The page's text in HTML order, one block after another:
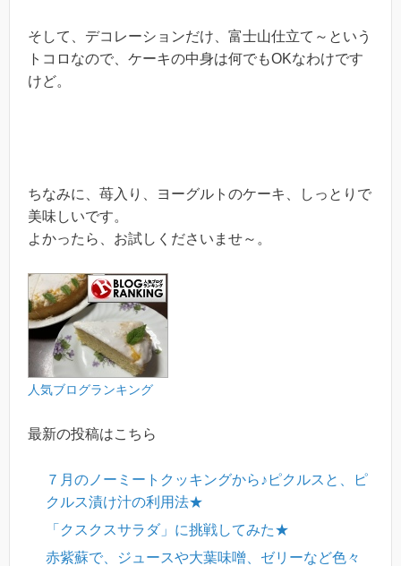
そして、デコレーションだけ、富士山仕立て～という
トコロなので、ケーキの中身は何でもOKなわけです
けど。
ちなみに、苺入り、ヨーグルトのケーキ、しっとりで
美味しいです。
よかったら、お試しくださいませ～。
人気ブログランキング
最新の投稿はこちら
７月のノーミートクッキングから♪ピクルスと、ピ
クルス漬け汁の利用法★
「クスクスサラダ」に挑戦してみた★
赤紫蘇で、ジュースや大葉味噌、ゼリーなど色々